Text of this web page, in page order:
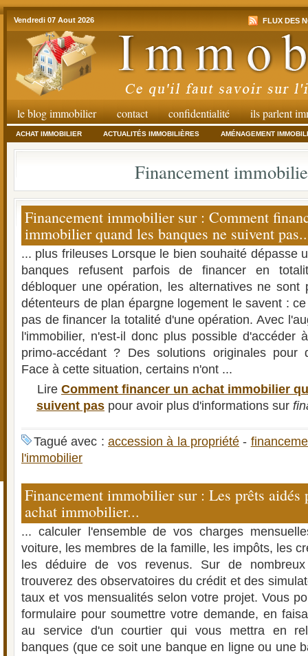
Vendredi 07 Aout 2026 FLUX DES
le blog immobilier contact confidentialité ils parlent
ACHAT IMMOBILIER ACTUALITÉS IMMOBILIÈRES AMÉNAGEMENT
Financement
Financement immobilier sur : Comment
immobilier quand les banques ne suivent
... plus frileuses Lorsque le bien souhaité dépasse
banques refusent parfois de financer en
débloquer une opération, les alternatives ne sont
détenteurs de plan épargne logement le savent :
pas de financer la totalité d'une opération. Avec
l'immobilier, n'est-il donc plus possible d'accéder
primo-accédant ? Des solutions originales pour
Face à cette situation, certains n'ont ...
Lire Comment financer un achat immobilier
suivent pas pour avoir plus d'informations sur
Tagué avec : accession à la propriété -
l'immobilier
Financement immobilier sur : Les prêts aidés
achat immobilier...
... calculer l'ensemble de vos charges
voiture, les membres de la famille, les impôts, les
les déduire de vos revenus. Sur de
trouverez des observatoires du crédit et des
taux et vos mensualités selon votre projet. Vous
formulaire pour soumettre votre demande, en
au service d'un courtier qui vous mettra en
banques (que ce soit une banque en ligne ou une